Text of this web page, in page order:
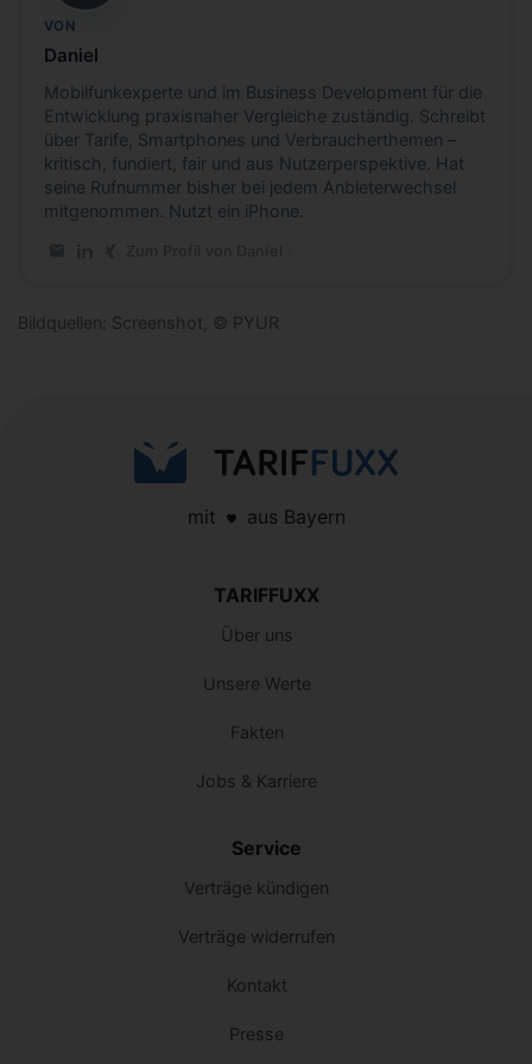
VON
Daniel
Mobilfunkexperte und im Business Development für die
Entwicklung praxisnaher Vergleiche zuständig. Schreibt
über Tarife, Smartphones und Verbraucherthemen –
kritisch, fundiert, fair und aus Nutzerperspektive. Hat
seine Rufnummer bisher bei jedem Anbieterwechsel
mitgenommen. Nutzt ein iPhone.
Bildquellen: Screenshot, © PYUR
mit aus Bayern
TARIFFUXX
Über uns
Unsere Werte
Fakten
Jobs & Karriere
Service
Verträge kündigen
Verträge widerrufen
Kontakt
Presse